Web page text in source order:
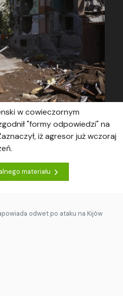
w cowieczornym
"formy odpowiedzi" na
iż agresor już wczoraj
materiału
odwet po ataku na Kijów